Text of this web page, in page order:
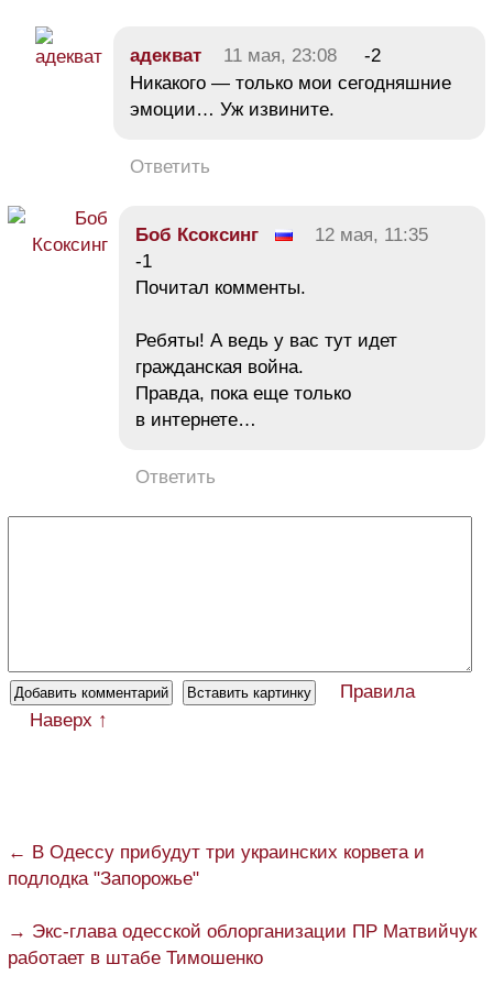
адекват 11 мая, 23:08
-2
Никакого — только мои сегодняшние
эмоции… Уж извините.
Ответить
Боб Ксоксинг
12 мая, 11:35
-1
Почитал комменты.
Ребяты! А ведь у вас тут идет
гражданская война.
Правда, пока еще только
в интернете…
Ответить
Правила
Наверх ↑
← В Одессу прибудут три украинских корвета и
подлодка "Запорожье"
→ Экс-глава одесской облорганизации ПР Матвийчук
работает в штабе Тимошенко